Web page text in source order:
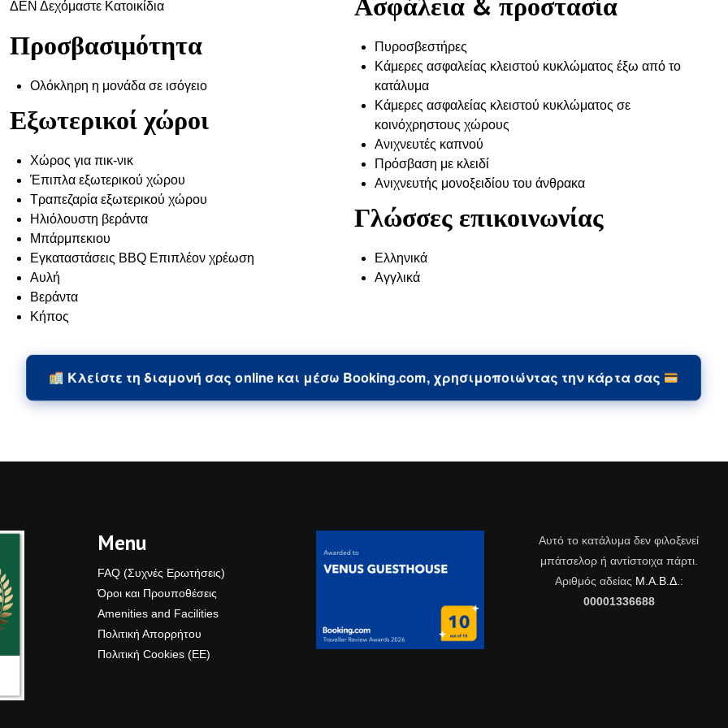
ΔΕΝ Δεχόμαστε Κατοικίδια
Προσβασιμότητα
Ολόκληρη η μονάδα σε ισόγειο
Εξωτερικοί χώροι
Χώρος για πικ-νικ
Έπιπλα εξωτερικού χώρου
Τραπεζαρία εξωτερικού χώρου
Ηλιόλουστη βεράντα
Μπάρμπεκιου
Εγκαταστάσεις BBQ Επιπλέον χρέωση
Αυλή
Βεράντα
Κήπος
Πυροσβεστήρες
Κάμερες ασφαλείας κλειστού κυκλώματος έξω από το
κατάλυμα
Κάμερες ασφαλείας κλειστού κυκλώματος σε
κοινόχρηστους χώρους
Ανιχνευτές καπνού
Πρόσβαση με κλειδί
Ανιχνευτής μονοξειδίου του άνθρακα
Γλώσσες επικοινωνίας
Ελληνικά
Αγγλικά
Κλείστε τη διαμονή σας online και μέσω Booking.com, χρησιμοποιώντας την κάρτα σας
Menu
FAQ (Συχνές Ερωτήσεις)
Όροι και Προυποθέσεις
Amenities and Facilities
Πολιτική Απορρήτου
Πολιτική Cookies (ΕΕ)
Αυτό το κατάλυμα δεν φιλοξενεί
μπάτσελορ ή αντίστοιχα πάρτι.
Αριθμός αδείας Μ.Α.Β.Δ. :
00001336688
Επικοινωνήστε μαζί μας για πληροφορίες